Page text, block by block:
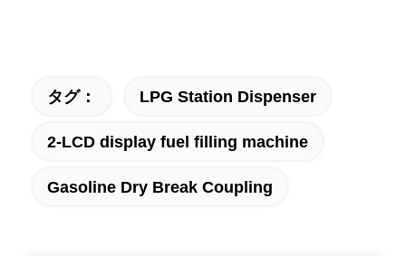
タグ： LPG Station Dispenser
2-LCD display fuel filling machine
Gasoline Dry Break Coupling